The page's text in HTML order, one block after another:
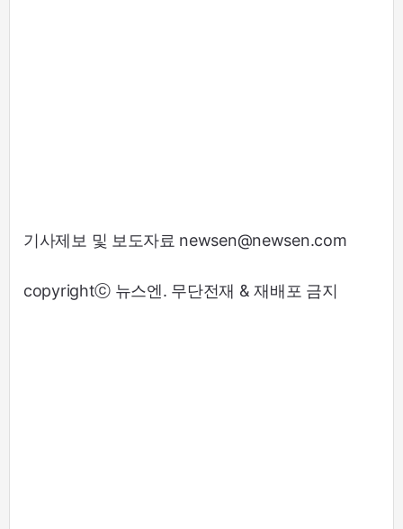
기사제보 및 보도자료 newsen@newsen.com
copyrightⓒ 뉴스엔. 무단전재 & 재배포 금지